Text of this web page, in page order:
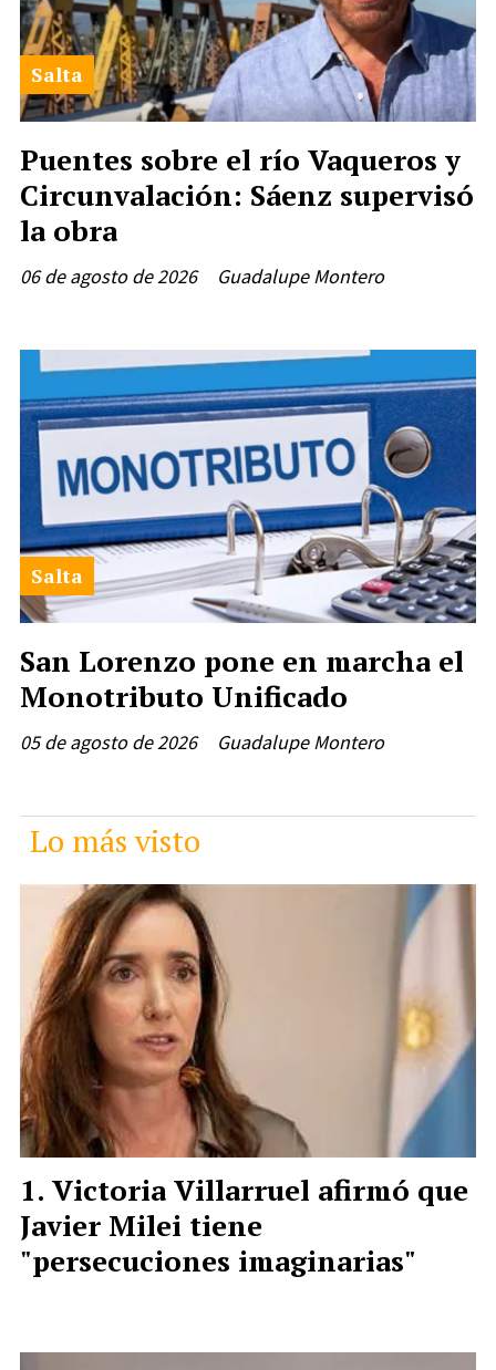
Puentes sobre el río Vaqueros y
Circunvalación: Sáenz supervisó
la obra
Guadalupe Montero
Salta
06 de agosto de 2026
San Lorenzo pone en marcha el
Monotributo Unificado
Guadalupe Montero
Salta
05 de agosto de 2026
Lo más visto
Victoria Villarruel afirmó que
Javier Milei tiene
"persecuciones imaginarias"